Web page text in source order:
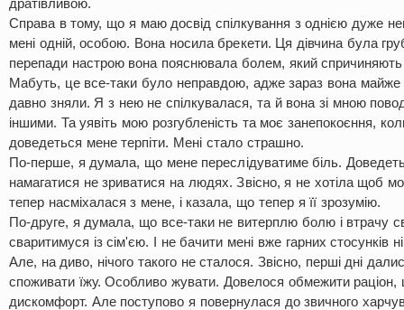
дратівливою.
Справа в тому, що я маю досвід спілкування з однією дуже
мені одній, особою. Вона носила брекети. Ця дівчина була
перепади настрою вона пояснювала болем, який спричиняють
Мабуть, це все-таки було неправдою, адже зараз вона майже
давно зняли. Я з нею не спілкувалася, та й вона зі мною
іншими. Та уявіть мою розгубленість та моє занепокоєння,
доведеться мене терпіти. Мені стало страшно.
По-перше, я думала, що мене переслідуватиме біль.
намагатися не зриватися на людях. Звісно, я не хотіла щоб
тепер насміхалася з мене, і казала, що тепер я її зрозумію.
По-друге, я думала, що все-таки не витерплю болю і втрачу
сваритимуся із сім'єю. І не бачити мені вже гарних стосунків
Але, на диво, нічого такого не сталося. Звісно, перші дні
споживати їжу. Особливо жувати. Довелося обмежити раціон,
дискомфорт. Але поступово я повернулася до звичного